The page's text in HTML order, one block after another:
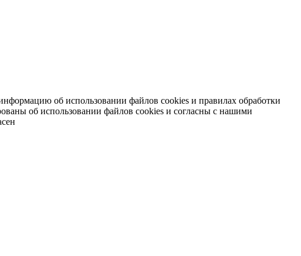
об использовании файлов cookies и правилах обработки
об использовании файлов cookies и согласны с нашими